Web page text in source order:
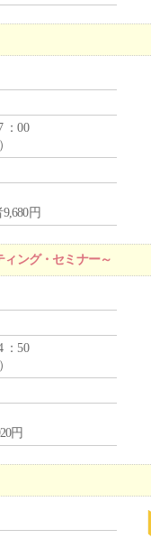
：00
円
ング・セミナー～
：50
円